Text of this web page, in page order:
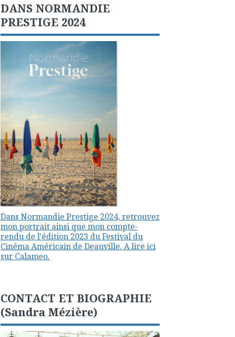
DANS NORMANDIE
PRESTIGE 2024
Dans Normandie Prestige 2024, retrouvez
mon portrait ainsi que mon compte-
rendu de l'édition 2023 du Festival du
Cinéma Américain de Deauville. A lire ici
sur Calameo.
CONTACT ET BIOGRAPHIE
(Sandra Mézière)